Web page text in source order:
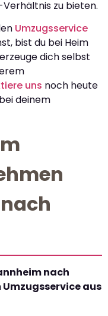
zu bieten.
Umzugsservice
bist du bei Heim
dich selbst
uns noch heute
deinem
nach
Umzugsservice aus